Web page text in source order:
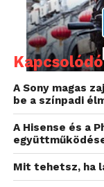
A Sony magas
be a színpadi
A Hisense és a
Mit tehetsz, ha